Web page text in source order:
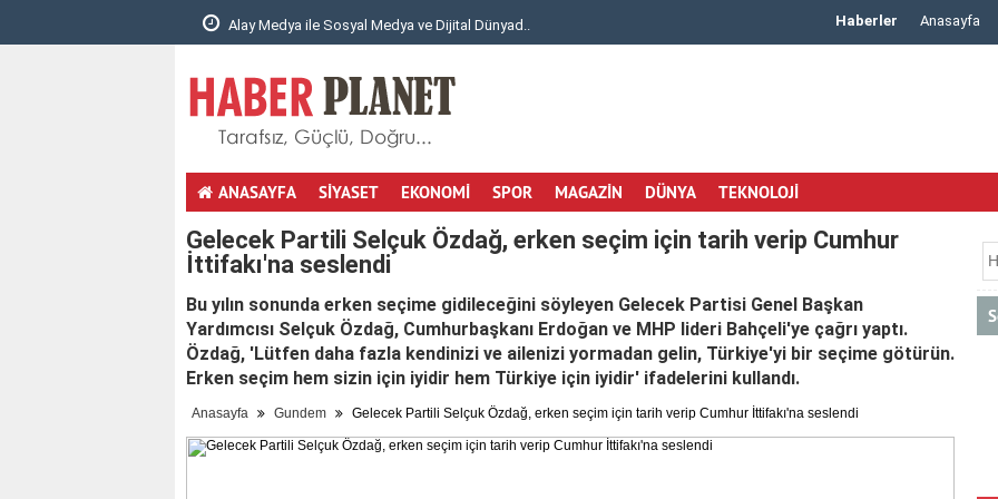
1990’dan Günümüze Akrilik Çözümlerde Güvenili.. Arisar Otomotiv ile Aracınıza Uygun Klima Rad..
Haberler Anasayfa
ANASAYFA SİYASET EKONOMİ SPOR MAGAZİN DÜNYA TEKNOLOJİ
Gelecek Partili Selçuk Özdağ, erken seçim için tarih verip Cumhur
İttifakı'na seslendi
Bu yılın sonunda erken seçime gidileceğini söyleyen Gelecek Partisi Genel Başkan
Yardımcısı Selçuk Özdağ, Cumhurbaşkanı Erdoğan ve MHP lideri Bahçeli'ye çağrı yaptı.
Özdağ, 'Lütfen daha fazla kendinizi ve ailenizi yormadan gelin, Türkiye'yi bir seçime götürün.
Erken seçim hem sizin için iyidir hem Türkiye için iyidir' ifadelerini kullandı.
Anasayfa Gundem Gelecek Partili Selçuk Özdağ, erken seçim için tarih verip Cumhur İttifakı'na seslendi